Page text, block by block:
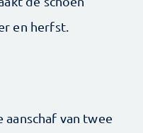
en herfst.
aanschaf van twee